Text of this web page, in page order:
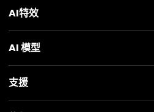
AI特效
AI 模型
支援